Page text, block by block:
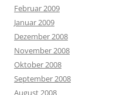
Februar 2009
Januar 2009
Dezember 2008
November 2008
Oktober 2008
September 2008
August 2008